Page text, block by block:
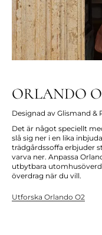
ORLANDO
Designad av Glismand &
Det är något speciellt
slå sig ner i en lika
trädgårdssoffa erbjuder
varva ner. Anpassa
utbytbara
överdrag när du vill.
Utforska Orlando O2